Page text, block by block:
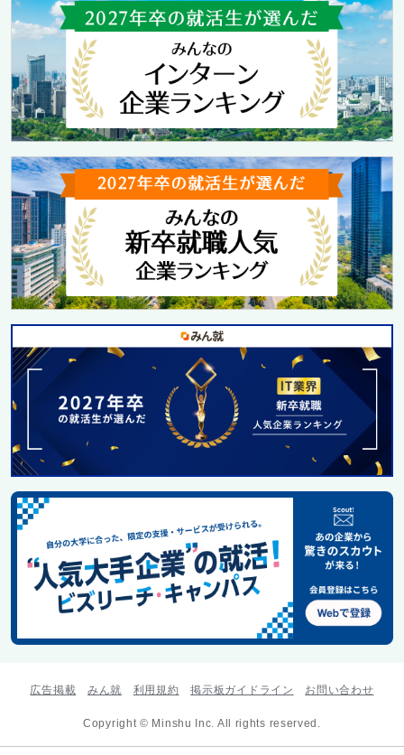
広告掲載 みん就 利用規約 掲示板ガイドライン お問い合わせ
Copyright © Minshu Inc. All rights reserved.